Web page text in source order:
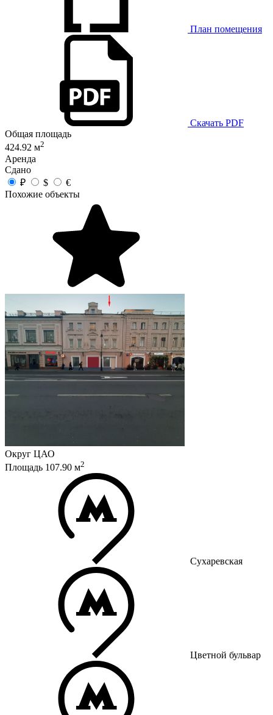
План помещения
Скачать PDF
Общая площадь
424.92 м2
Аренда
Сдано
₽
$
€
Похожие объекты
Округ ЦАО
Площадь 107.90 м2
Сухаревская
Цветной бульвар